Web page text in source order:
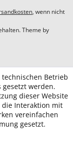
, wenn nicht
Theme by
Betrieb
werden.
dieser Website
Interaktion mit
vereinfachen
gesetzt.